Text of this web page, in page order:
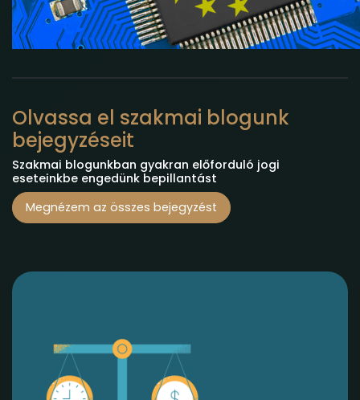
Olvassa el szakmai blogunk
bejegyzéseit
Szakmai blogunkban gyakran előforduló jogi
eseteinkbe engedünk bepillantást
Megnézem az összes bejegyzést